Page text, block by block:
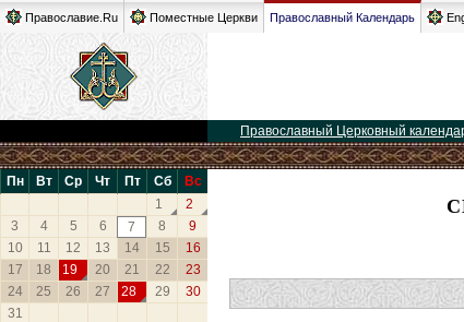
Православие.Ru Поместные Церкви Православный Календарь
Православный Церковный
Пн Вт Ср Чт Пт Сб
Вс
1
2
3
4 5 6 7 8
9
10
11 12 13 14 15
16
17
18 19 20 21 22
23
24
25 26 27 28 29
30
31